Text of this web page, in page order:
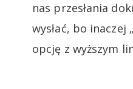
nas przesłania
wysłać, bo
opcję z wyższym